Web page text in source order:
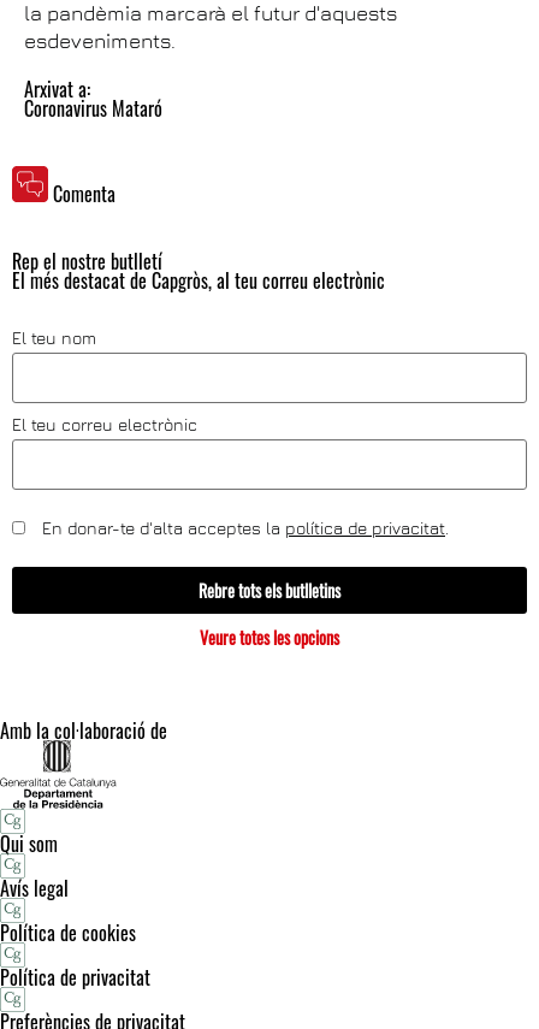
la pandèmia marcarà el futur d'aquests
esdeveniments.
Arxivat a:
Coronavirus Mataró
Comenta
Rep el nostre butlletí
El més destacat de Capgròs, al teu correu electrònic
El teu nom
El teu correu electrònic
En donar-te d'alta acceptes la política de privacitat
Rebre tots els butlletins
Veure totes les opcions
Amb la col·laboració de
Qui som
Avís legal
Política de cookies
Política de privacitat
Preferències de privacitat